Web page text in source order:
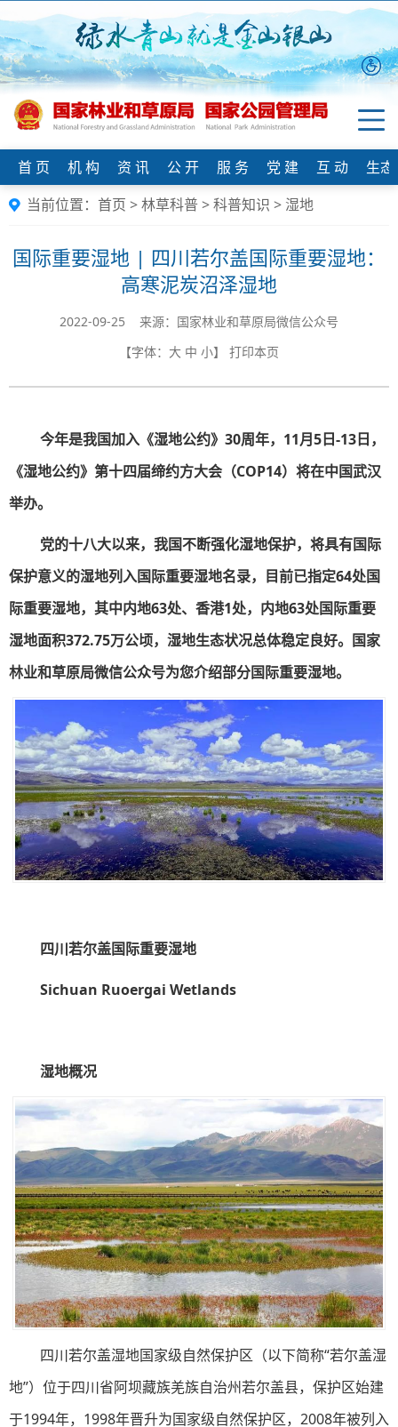
首 页 机 构 资 讯 公 开 服 务 党 建 互 动
生
当前位置： 首页 >林草科普>科普知识 > 湿地
国际重要湿地 | 四川若尔盖国际重要湿地：
高寒泥炭沼泽湿地
2022-09-25 来源：国家林业和草原局微信公众号
【字体： 大 中 小】 打印本页
今年是我国加入《湿地公约》30周年，11月5日-13日，
《湿地公约》第十四届缔约方大会（COP14）将在中国武汉
举办。
党的十八大以来，我国不断强化湿地保护，将具有国际
保护意义的湿地列入国际重要湿地名录，目前已指定64处国
际重要湿地，其中内地63处、香港1处，内地63处国际重要
湿地面积372.75万公顷，湿地生态状况总体稳定良好。国家
林业和草原局微信公众号为您介绍部分国际重要湿地。
四川若尔盖国际重要湿地
Sichuan Ruoergai Wetlands
湿地概况
四川若尔盖湿地国家级自然保护区（以下简称“若尔盖湿
地”）位于四川省阿坝藏族羌族自治州若尔盖县，保护区始建
于1994年，1998年晋升为国家级自然保护区，2008年被列入